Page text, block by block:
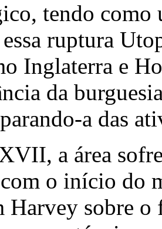
tendo como
essa ruptura
Inglaterra e
da
a das
a área
o início do
sobre o